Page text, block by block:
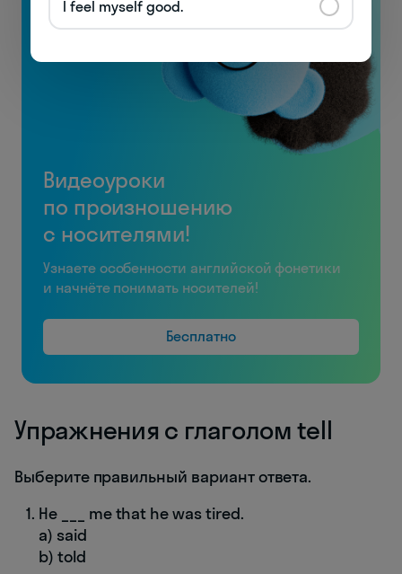
Видеоуроки
по произношению
с носителями!
Узнаете особенности английской фонетики
и начнёте понимать носителей!
Бесплатно
Упражнения с глаголом tell
Выберите правильный вариант ответа.
He ___ me that he was tired.
a) said
b) told
I feel myself good.